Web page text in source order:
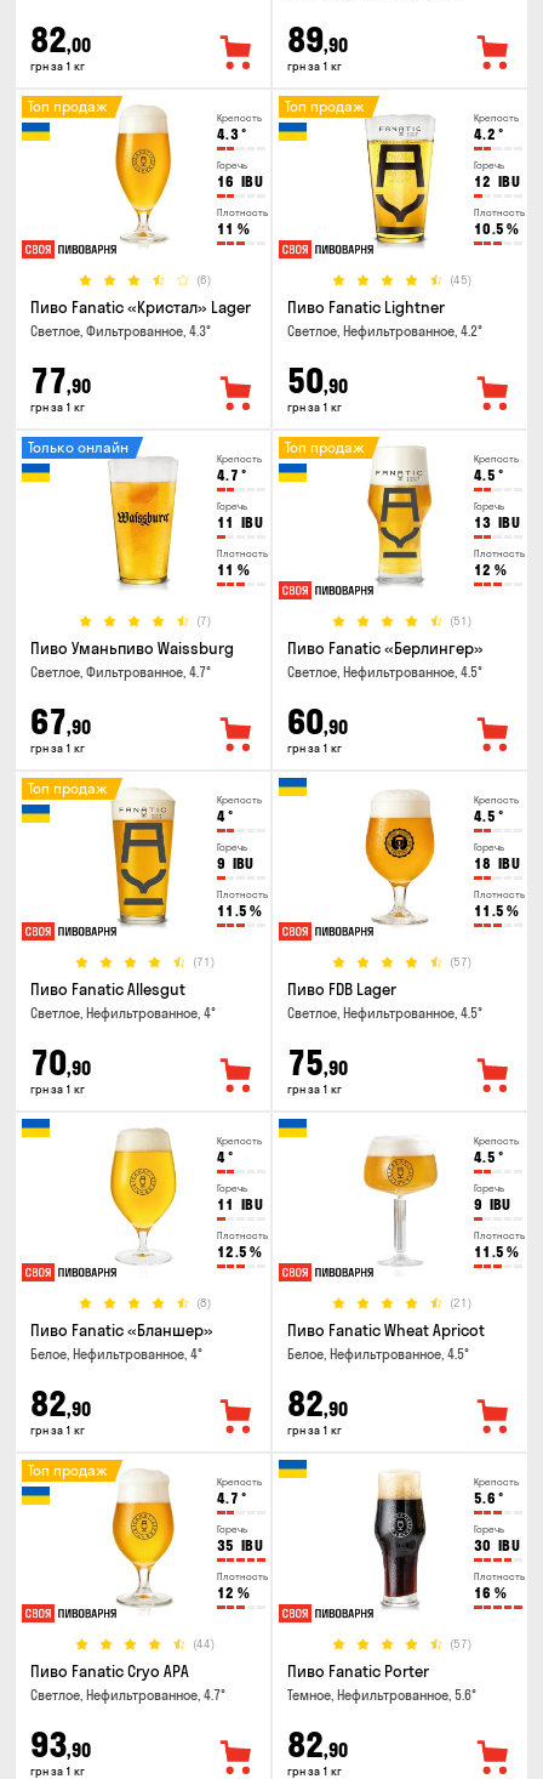
82,00
грн за 1 кг
89,90
грн за 1 кг
Крепость
4.3°
Горечь
16 IBU
Плотность
11 %
(6)
Топ продаж
Пиво Fanatic «Кристал» Lager
Светлое, Фильтрованное, 4.3°
77,90
грн за 1 кг
Крепость
4.2 °
Горечь
12 IBU
Плотность
10.5 %
(45)
Топ продаж
Пиво Fanatic Lightner
Светлое, Нефильтрованное, 4.2°
50,90
грн за 1 кг
Крепость
4.7 °
Горечь
11 IBU
Плотность
11 %
(7)
Только онлайн
Пиво Уманьпиво Waissburg
Светлое, Фильтрованное, 4.7°
67,90
грн за 1 кг
Крепость
4.5 °
Горечь
13 IBU
Плотность
12 %
(51)
Топ продаж
Пиво Fanatic «Берлингер»
Светлое, Нефильтрованное, 4.5°
60,90
грн за 1 кг
Крепость
4°
Горечь
9 IBU
Плотность
11.5 %
(71)
Топ продаж
Пиво Fanatic Allesgut
Светлое, Нефильтрованное, 4°
70,90
грн за 1 кг
Крепость
4.5 °
Горечь
18 IBU
Плотность
11.5 %
(57)
Пиво FDB Lager
Светлое, Нефильтрованное, 4.5°
75,90
грн за 1 кг
Крепость
4°
Горечь
11 IBU
Плотность
12.5 %
(8)
Пиво Fanatic «Бланшер»
Белое, Нефильтрованное, 4°
82,90
грн за 1 кг
Крепость
4.5 °
Горечь
9 IBU
Плотность
11.5 %
(21)
Пиво Fanatic Wheat Apricot
Белое, Нефильтрованное, 4.5°
82,90
грн за 1 кг
Крепость
4.7 °
Горечь
35 IBU
Плотность
12 %
(44)
Топ продаж
Пиво Fanatic Cryo APA
Светлое, Нефильтрованное, 4.7°
93,90
грн за 1 кг
Крепость
5.6 °
Горечь
30 IBU
Плотность
16 %
(57)
Пиво Fanatic Porter
Темное, Нефильтрованное, 5.6°
82,90
грн за 1 кг